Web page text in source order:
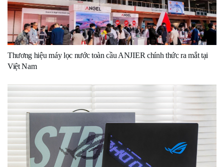
Thương hiệu máy lọc nước toàn cầu ANJIER chính thức ra mắt tại
Việt Nam